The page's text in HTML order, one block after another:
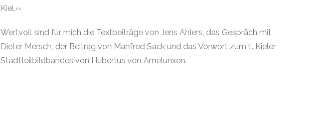
Kiel.‹‹
Wertvoll sind für mich die Textbeiträge von Jens Ahlers, das Gespräch mit
Dieter Mersch, der Beitrag von Manfred Sack und das Vorwort zum 1. Kieler
Stadtteilbildbandes von Hubertus von Amelunxen.